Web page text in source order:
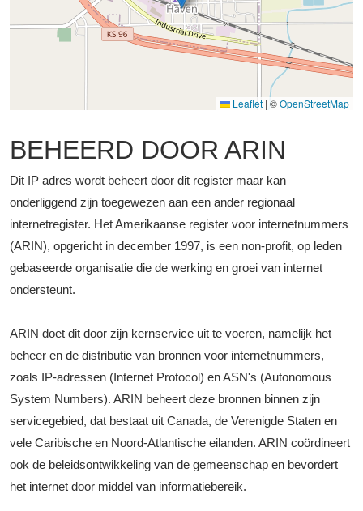
Leaflet | ©OpenStreetMap
BEHEERD DOOR ARIN
Dit IP adres wordt beheert door dit register maar kan
onderliggend zijn toegewezen aan een ander regionaal
internetregister. Het Amerikaanse register voor internetnummers
(ARIN), opgericht in december 1997, is een non-profit, op leden
gebaseerde organisatie die de werking en groei van internet
ondersteunt.
ARIN doet dit door zijn kernservice uit te voeren, namelijk het
beheer en de distributie van bronnen voor internetnummers,
zoals IP-adressen (Internet Protocol) en ASN's (Autonomous
System Numbers). ARIN beheert deze bronnen binnen zijn
servicegebied, dat bestaat uit Canada, de Verenigde Staten en
vele Caribische en Noord-Atlantische eilanden. ARIN coördineert
ook de beleidsontwikkeling van de gemeenschap en bevordert
het internet door middel van informatiebereik.